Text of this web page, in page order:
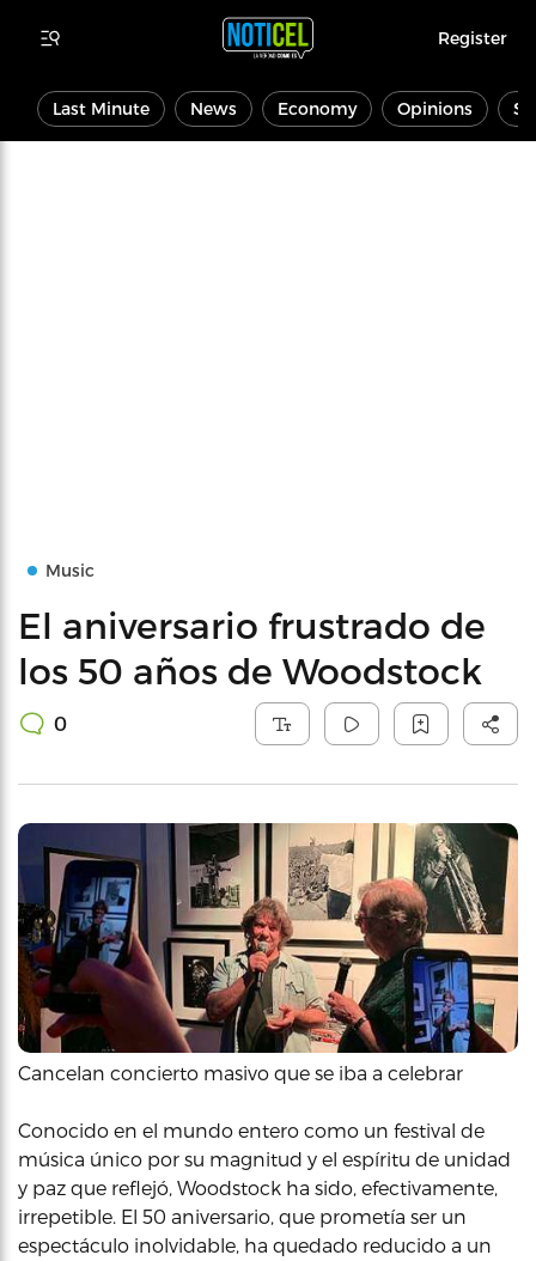
Register
Last Minute News Economy Opinions
Music
El aniversario frustrado de
los 50 años de Woodstock
0
Cancelan concierto masivo que se iba a celebrar
Conocido en el mundo entero como un festival de
música único por su magnitud y el espíritu de unidad
y paz que reflejó, Woodstock ha sido, efectivamente,
irrepetible. El 50 aniversario, que prometía ser un
espectáculo inolvidable, ha quedado reducido a un